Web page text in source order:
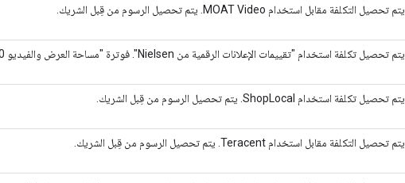
يتم تحصيل التكلفة مقابل استخدام MOAT Video. يتم تحصيل الرسوم من قِبل الشريك.
يتم تحصيل تكلفة استخدام "تقييمات الإعلانات الرقمية من Nielsen". فوترة "مساحة العرض والفيديو 360":
يتم تحصيل تكلفة استخدام ShopLocal. يتم تحصيل الرسوم من قِبل الشريك.
يتم تحصيل التكلفة مقابل استخدام Teracent. يتم تحصيل الرسوم من قِبل الشريك.